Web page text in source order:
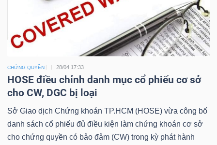
CHỨNG QUYỀN 28/04 17:33
HOSE điều chỉnh danh mục cổ phiếu cơ sở
cho CW, DGC bị loại
Sở Giao dịch Chứng khoán TP.HCM (HOSE) vừa công bố
danh sách cổ phiếu đủ điều kiện làm chứng khoán cơ sở
cho chứng quyền có bảo đảm (CW) trong kỳ phát hành